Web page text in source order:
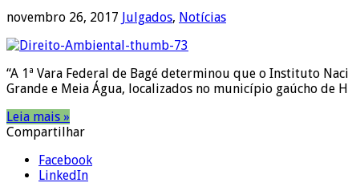
novembro 26, 2017 Julgados, Notícias
“A 1ª Vara Federal de Bagé determinou que o Instituto
Grande e Meia Água, localizados no município gaúcho de
Leia mais »
Compartilhar
Facebook
LinkedIn